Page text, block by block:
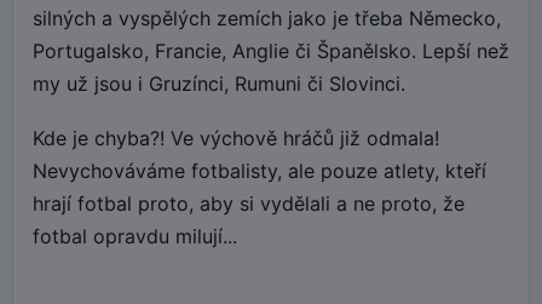
silných a vyspělých zemích jako je třeba Německo,
Portugalsko, Francie, Anglie či Španělsko. Lepší než
my už jsou i Gruzínci, Rumuni či Slovinci.
Kde je chyba?! Ve výchově hráčů již odmala!
Nevychováváme fotbalisty, ale pouze atlety, kteří
hrají fotbal proto, aby si vydělali a ne proto, že
fotbal opravdu milují...